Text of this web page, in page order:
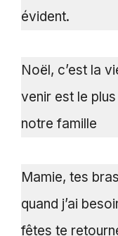
évident.
Noël, c’est la
venir est le
notre famille
Mamie, tes
quand j’ai
fêtes te